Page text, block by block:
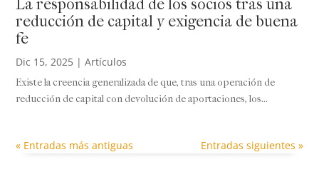
La responsabilidad de los socios tras una
reducción de capital y exigencia de buena
fe
Dic 15, 2025 |Artículos
Existe la creencia generalizada de que, tras una operación de
reducción de capital con devolución de aportaciones, los...
« Entradas más antiguas Entradas siguientes »